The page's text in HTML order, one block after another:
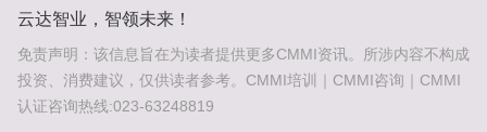
云达智业，智领未来！‌
免责声明：该信息旨在为读者提供更多CMMI资讯。所涉内容不构成
投资、消费建议，仅供读者参考。CMMI培训｜CMMI咨询｜CMMI
认证咨询热线:023-63248819